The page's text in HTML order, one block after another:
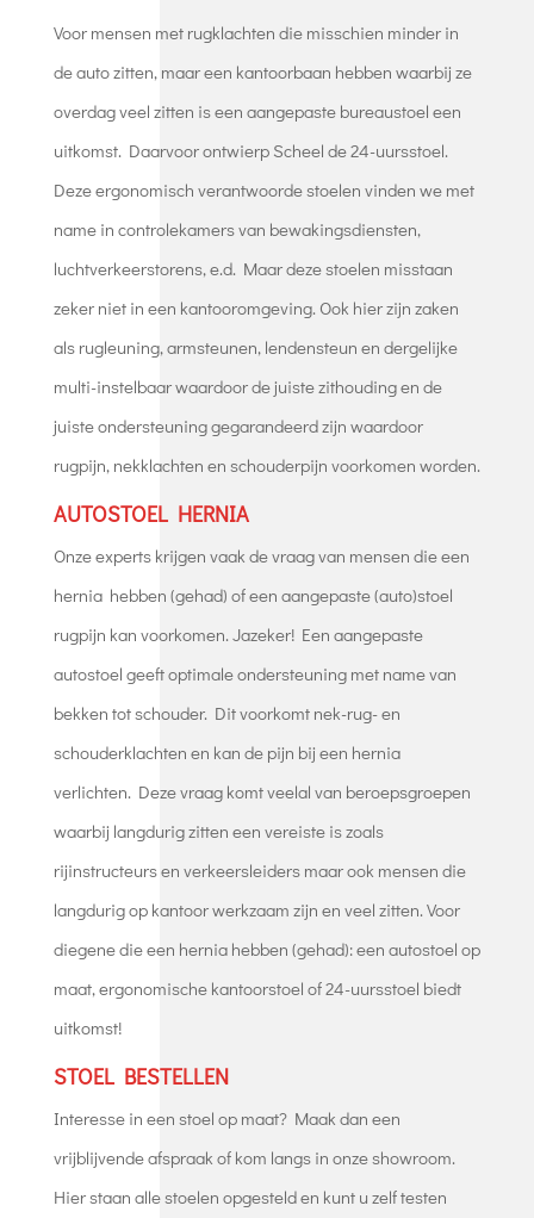
Voor mensen met rugklachten die misschien minder in
de auto zitten, maar een kantoorbaan hebben waarbij ze
overdag veel zitten is een aangepaste bureaustoel een
uitkomst. Daarvoor ontwierp Scheel de 24-uursstoel.
Deze ergonomisch verantwoorde stoelen vinden we met
name in controlekamers van bewakingsdiensten,
luchtverkeerstorens, e.d. Maar deze stoelen misstaan
zeker niet in een kantooromgeving. Ook hier zijn zaken
als rugleuning, armsteunen, lendensteun en dergelijke
multi-instelbaar waardoor de juiste zithouding en de
juiste ondersteuning gegarandeerd zijn waardoor
rugpijn, nekklachten en schouderpijn voorkomen worden.
AUTOSTOEL HERNIA
Onze experts krijgen vaak de vraag van mensen die een
hernia hebben (gehad) of een aangepaste (auto)stoel
rugpijn kan voorkomen. Jazeker! Een aangepaste
autostoel geeft optimale ondersteuning met name van
bekken tot schouder. Dit voorkomt nek-rug- en
schouderklachten en kan de pijn bij een hernia
verlichten. Deze vraag komt veelal van beroepsgroepen
waarbij langdurig zitten een vereiste is zoals
rijinstructeurs en verkeersleiders maar ook mensen die
langdurig op kantoor werkzaam zijn en veel zitten. Voor
diegene die een hernia hebben (gehad): een autostoel op
maat, ergonomische kantoorstoel of 24-uursstoel biedt
uitkomst!
STOEL BESTELLEN
Interesse in een stoel op maat? Maak dan een
vrijblijvende afspraak of kom langs in onze showroom.
Hier staan alle stoelen opgesteld en kunt u zelf testen